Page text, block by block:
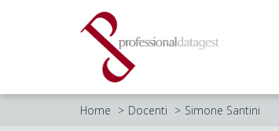
Home Docenti Simone Santini